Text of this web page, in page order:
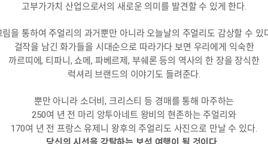
고부가가치 산업으로서의 새로운 의미를 발견할 수 있게 한다.
림을 통하여 주얼리의 과거뿐만 아니라 오늘날의 주얼리도 감상할 수 있
걸작을 남긴 화가들을 시대순으로 따라가다 보면 우리에게 익숙한
까르띠에, 티파니, 쇼메, 파베르제, 부쉐론 등의 역사의 한 장을 장식한
럭셔리 브랜드의 이야기도 들려준다.
뿐만 아니라 소더비, 크리스티 등 경매를 통해 마주하는
250여 년 전 마리 앙투아네트 왕비의 현존하는 주얼리와
170여 년 전 프랑스 유제니 왕후의 주얼리도 사진으로 만날 수 있다.